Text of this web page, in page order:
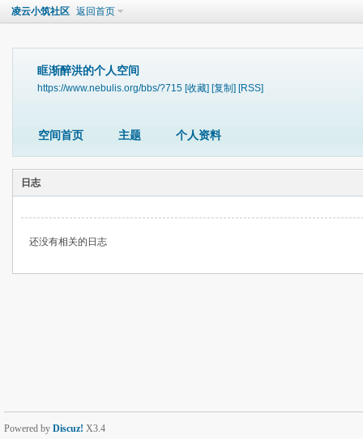
凌云小筑社区 返回首页
眶渐醉洪的个人空间
https://www.nebulis.org/bbs/?715 [收藏] [复制] [RSS]
空间首页 主题 个人资料
日志
还没有相关的日志
Powered by Discuz! X3.4